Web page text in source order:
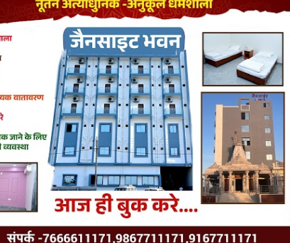
LATEST JAINISM
The Jain Monk and his Saka saviours (English)